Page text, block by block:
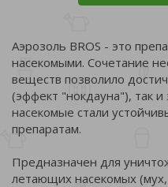
Аэрозоль BROS - это
насекомыми. Сочетание
веществ позволило
(эффект "нокдауна"), так
насекомые стали
препаратам.
Предназначен для
летающих насекомых